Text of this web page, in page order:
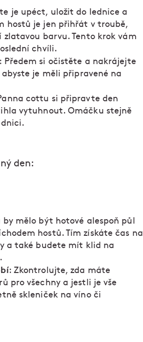
je upéct, uložit do lednice a
hostů je jen přihřát v troubě,
zlatavou barvu. Tento krok vám
chvíli.
: Předem si očistěte a nakrájejte
je měli připravené na
cottu si připravte den
vytuhnout. Omáčku stejně
den:
by mělo být hotové alespoň půl
hostů. Tím získáte čas na
a také budete mít klid na
: Zkontrolujte, zda máte
pro všechny a jestli je vše
skleniček na víno či